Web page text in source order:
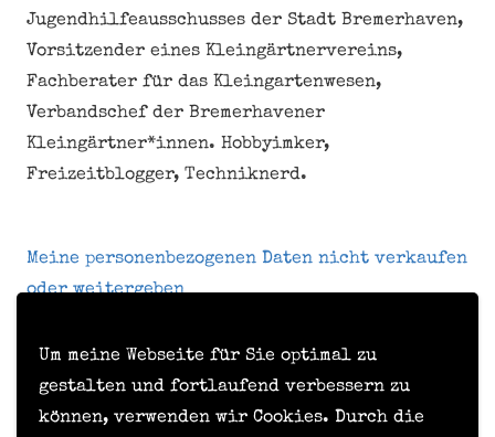
Um meine Webseite für Sie optimal zu
gestalten und fortlaufend verbessern zu
können, verwenden wir Cookies. Durch die
Jugendhilfeausschusses der Stadt Bremerhaven,
Vorsitzender eines Kleingärtnervereins,
Fachberater für das Kleingartenwesen,
Verbandschef der Bremerhavener
Kleingärtner*innen. Hobbyimker,
Freizeitblogger, Techniknerd.
Meine personenbezogenen Daten nicht verkaufen
oder weitergeben
Impressum